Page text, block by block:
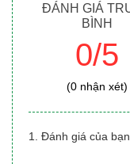
ĐÁNH GIÁ
BÌNH
0/5
(0 nhận xét)
1. Đánh giá của